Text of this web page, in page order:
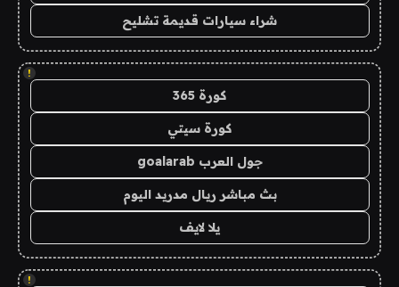
شراء سيارات قديمة تشليح
!
كورة 365
كورة سيتي
جول العرب goalarab
بث مباشر ريال مدريد اليوم
يلا لايف
!